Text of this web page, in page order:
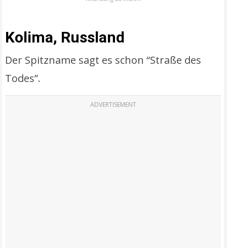
Kolima, Russland
Der Spitzname sagt es schon “Straße des
Todes”.
ADVERTISEMENT